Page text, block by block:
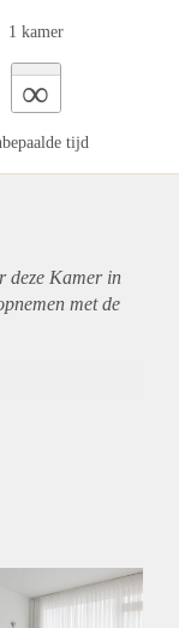
1 kamer
∞
tijd
deze Kamer in
met de